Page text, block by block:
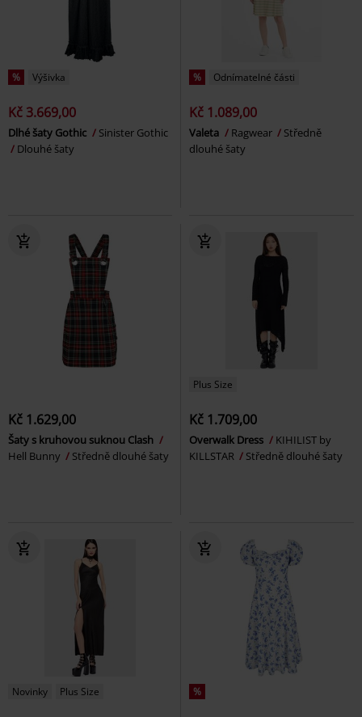
% Výšivka
Kč 3.669,00
Dlhé šaty Gothic
Sinister Gothic
Dlouhé šaty
% Odnímatelné části
Kč 1.089,00
Valeta Ragwear
Středně
dlouhé šaty
Kč 1.629,00
Šaty s kruhovou suknou Clash
Hell Bunny
Středně dlouhé šaty
Plus Size
Kč 1.709,00
Overwalk Dress
KIHILIST by
KILLSTAR
Středně dlouhé šaty
Novinky Plus Size %